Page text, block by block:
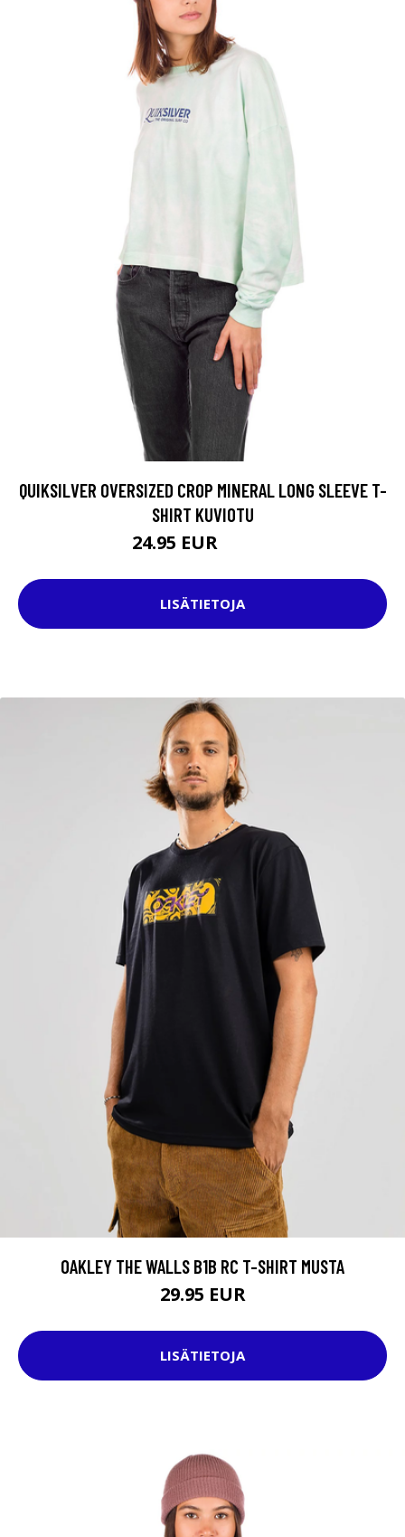
QUIKSILVER OVERSIZED CROP MINERAL LONG SLEEVE T-
SHIRT KUVIOTU
24.95 EUR
LISÄTIETOJA
OAKLEY THE WALLS B1B RC T-SHIRT MUSTA
29.95 EUR
LISÄTIETOJA